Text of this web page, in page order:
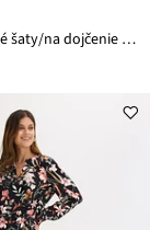
2v1 materské šaty/na dojčenie z padavej viskózy